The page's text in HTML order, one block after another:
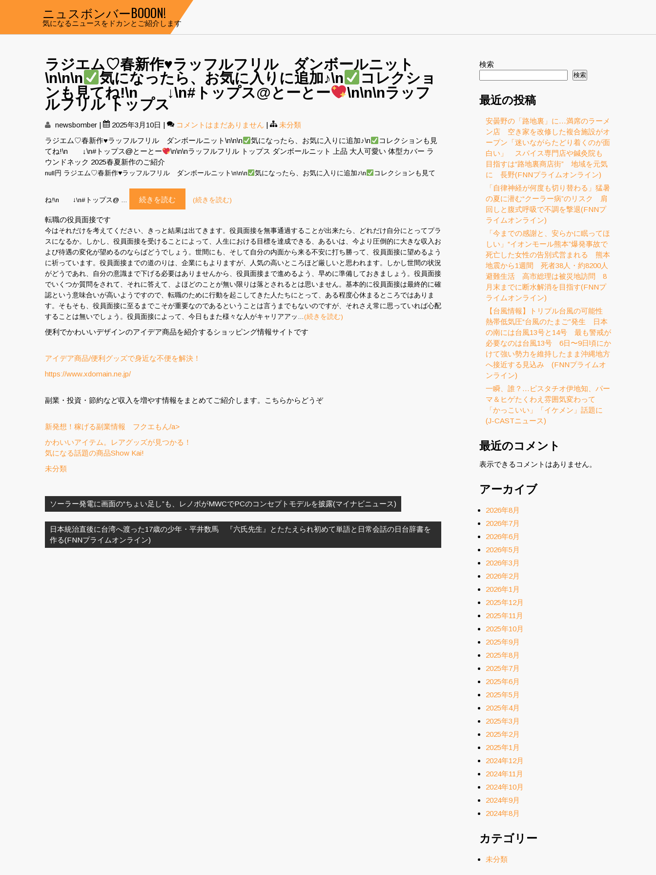
ニュスボンバーBOOON!
気になるニュースをドカンとご紹介します
ラジエム♡春新作♥️ラッフルフリル ダンボールニット
\n\n\n
気になったら、お気に入りに追加♪\n
コレクショ
ンも見てね!\n ↓\n#トップス@とーとー
\n\n\nラッフ
ルフリル トップス
newsbomber | 2025年3月10日 | コメントはまだありません |
未分類
ラジエム♡春新作♥️ラッフルフリル ダンボールニット\n\n\n 気になったら、お気に入りに追加♪\n
コレクションも見
てね!\n ↓\n#トップス@とーとー
\n\n\nラッフルフリル トップス ダンボールニット 上品 大人可愛い 体型カバー ラ
ウンドネック 2025春夏新作のご紹介
null円 ラジエム♡春新作♥️ラッフルフリル ダンボールニット\n\n\n 気になったら、お気に入りに追加♪\n コレクションも見て
ね!\n ↓\n#トップス@ … 続きを読む (続きを読む)
転職の役員面接です
今はそれだけを考えてください、きっと結果は出てきます。役員面接を無事通過することが出来たら、どれだけ自分にとってプラ
スになるか。しかし、役員面接を受けることによって、人生における目標を達成できる、あるいは、今より圧倒的に大きな収入お
よび待遇の変化が望めるのならばどうでしょう。世間にも、そして自分の内面から来る不安に打ち勝って、役員面接に望めるよう
に祈っています。役員面接までの道のりは、企業にもよりますが、人気の高いところほど厳しいと思われます。しかし世間の状況
がどうであれ、自分の意識まで下げる必要はありませんから、役員面接まで進めるよう、早めに準備しておきましょう。役員面接
でいくつか質問をされて、それに答えて、よほどのことが無い限りは落とされるとは思いません。基本的に役員面接は最終的に確
認という意味合いが高いようですので、転職のために行動を起こしてきた人たちにとって、ある程度心休まるところではありま
す。そもそも、役員面接に至るまでこそが重要なのであるということは言うまでもないのですが、それさえ常に思っていれば心配
することは無いでしょう。役員面接によって、今日もまた様々な人がキャリアアッ…(続きを読む)
便利でかわいいデザインのアイデア商品を紹介するショッピング情報サイトです
アイデア商品/便利グッズで身近な不便を解決！
https://www.xdomain.ne.jp/
副業・投資・節約など収入を増やす情報をまとめてご紹介します。こちらからどうぞ
新発想！稼げる副業情報 フクエもん/a>
かわいいアイテム。レアグッズが見つかる！
気になる話題の商品Show Kai!
未分類
稿
ナ
ビ
ゲ
ー
ソーラー発電に画面の“ちょい足し”も、レノボがMWCでPCのコンセプトモデルを披露(マイナビニュース)
日本統治直後に台湾へ渡った17歳の少年・平井数馬 『六氏先生』とたたえられ初めて単語と日常会話の日台辞書を
作る(FNNプライムオンライン)
検索
検索
最近の投稿
安曇野の「路地裏」に…満席のラーメ
ン店 空き家を改修した複合施設がオ
ープン「迷いながらたどり着くのが面
白い」 スパイス専門店や鍼灸院も
目指すは“路地裏商店街” 地域を元気
に 長野(FNNプライムオンライン)
「自律神経が何度も切り替わる」猛暑
の夏に潜む“クーラー病”のリスク 肩
回しと腹式呼吸で不調を撃退(FNNプ
ライムオンライン)
「今までの感謝と、安らかに眠ってほ
しい」“イオンモール熊本”爆発事故で
死亡した女性の告別式営まれる 熊本
地震から1週間 死者38人・約8200人
避難生活 高市総理は被災地訪問 8
月末までに断水解消を目指す(FNNプ
ライムオンライン)
【台風情報】トリプル台風の可能性
熱帯低気圧“台風のたまご”発生 日本
の南には台風13号と14号 最も警戒が
必要なのは台風13号 6日〜9日頃にか
けて強い勢力を維持したまま沖縄地方
へ接近する見込み (FNNプライムオ
ンライン)
一瞬、誰？…ピスタチオ伊地知、パー
マ＆ヒゲたくわえ雰囲気変わって
「かっこいい」「イケメン」話題に
(J-CASTニュース)
最近のコメント
表示できるコメントはありません。
アーカイブ
2026年8月
2026年7月
2026年6月
2026年5月
2026年3月
2026年2月
2026年1月
2025年12月
2025年11月
2025年10月
2025年9月
2025年8月
2025年7月
2025年6月
2025年5月
2025年4月
2025年3月
2025年2月
2025年1月
2024年12月
2024年11月
2024年10月
2024年9月
2024年8月
カテゴリー
未分類